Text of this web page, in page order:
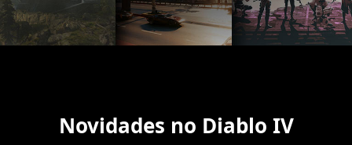
Novidades no Diablo IV